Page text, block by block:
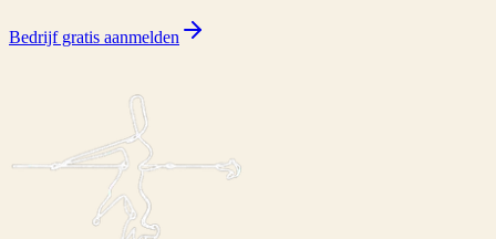
Bedrijf gratis aanmelden